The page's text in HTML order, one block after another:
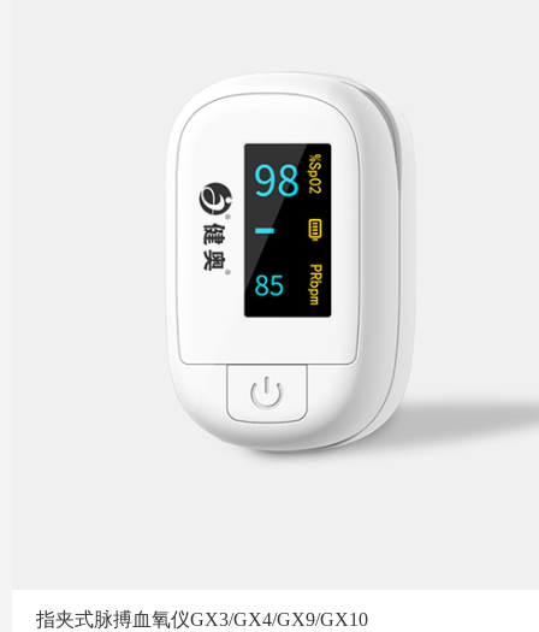
指夹式脉搏血氧仪GX3/GX4/GX9/GX10